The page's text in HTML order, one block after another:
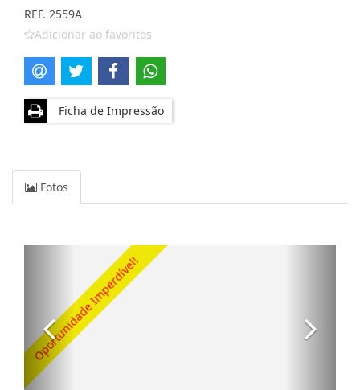
REF. 2559A
Adicionar ao favoritos
Ficha de Impressão
Fotos